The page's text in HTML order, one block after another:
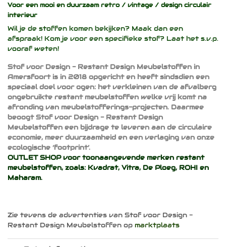
Voor een mooi en duurzaam retro / vintage / design circulair
interieur
Wil je de stoffen komen bekijken? Maak dan een
afspraak! Kom je voor een specifieke stof? Laat het s.v.p.
vooraf weten!
Stof voor Design - Restant Design Meubelstoffen in
Amersfoort is in 2018 opgericht en heeft sindsdien een
speciaal doel voor ogen: het verkleinen van de afvalberg
ongebruikte restant meubelstoffen welke vrij komt na
afronding van meubelstofferings-projecten. Daarmee
beoogt Stof voor Design - Restant Design
Meubelstoffen een bijdrage te leveren aan de circulaire
economie, meer duurzaamheid en een verlaging van onze
ecologische ‘footprint’.
OUTLET SHOP voor toonaangevende merken restant
meubelstoffen, zoals: Kvadrat, Vitra, De Ploeg, ROHI en
Maharam.
Zie tevens de advertenties van Stof voor Design -
Restant Design Meubelstoffen op marktplaats